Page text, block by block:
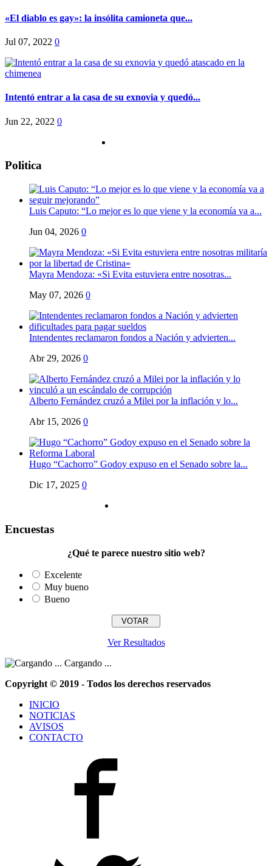
«El diablo es gay»: la insólita camioneta que...
Jul 07, 2022 0
Intentó entrar a la casa de su exnovia y quedó...
Jun 22, 2022 0
Politica
Luis Caputo: “Lo mejor es lo que viene y la economía va a...
Jun 04, 2026 0
Mayra Mendoza: «Si Evita estuviera entre nosotras...
May 07, 2026 0
Intendentes reclamaron fondos a Nación y advierten...
Abr 29, 2026 0
Alberto Fernández cruzó a Milei por la inflación y lo...
Abr 15, 2026 0
Hugo “Cachorro” Godoy expuso en el Senado sobre la...
Dic 17, 2025 0
Encuestas
¿Qué te parece nuestro sitio web?
Excelente
Muy bueno
Bueno
Ver Resultados
Cargando ...
Copyright © 2019 - Todos los derechos reservados
INICIO
NOTICIAS
AVISOS
CONTACTO